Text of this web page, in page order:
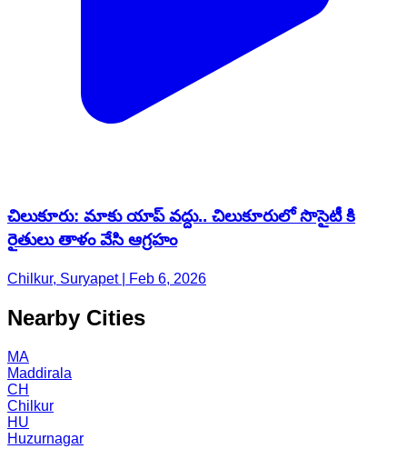
చిలుకూరు: మాకు యాప్ వద్దు.. చిలుకూరులో సొసైటీ కి
రైతులు తాళం వేసి ఆగ్రహం
Chilkur, Suryapet | Feb 6, 2026
Nearby Cities
MA
Maddirala
CH
Chilkur
HU
Huzurnagar